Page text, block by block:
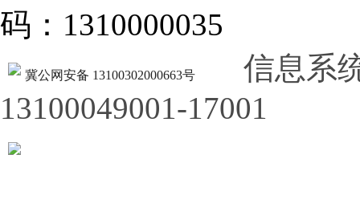
码：1310000035
冀公网安备 13100302000663号
信息系
13100049001-17001